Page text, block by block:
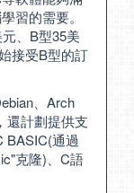
習的需要。
、B型35美
接受B型的訂
、Arch
還計劃提供支
BASIC(通過
克隆)、C語